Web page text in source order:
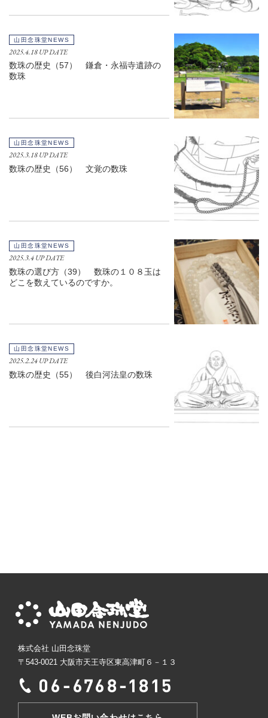
山田念珠堂NEWS
2025.4.18 UP DATE
数珠の歴史（57） 鎌倉・永福寺遺跡の
数珠
山田念珠堂NEWS
2025.3.18 UP DATE
数珠の歴史（56） 文覚の数珠
山田念珠堂NEWS
2025.3.4 UP DATE
数珠の選び方（39） 数珠の１０８玉は
どこを数えているのですか。
山田念珠堂NEWS
2025.2.24 UP DATE
数珠の歴史（55） 後白河法皇の数珠
株式会社 山田念珠堂
〒543-0021 大阪市天王寺区東高津町６－１３